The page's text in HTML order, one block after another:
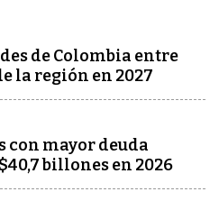
de Colombia entre
la región en 2027
con mayor deuda
billones en 2026